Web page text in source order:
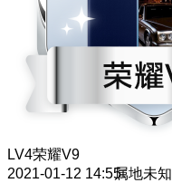
LV4荣耀V9
2021-01-12 14:55属地未知